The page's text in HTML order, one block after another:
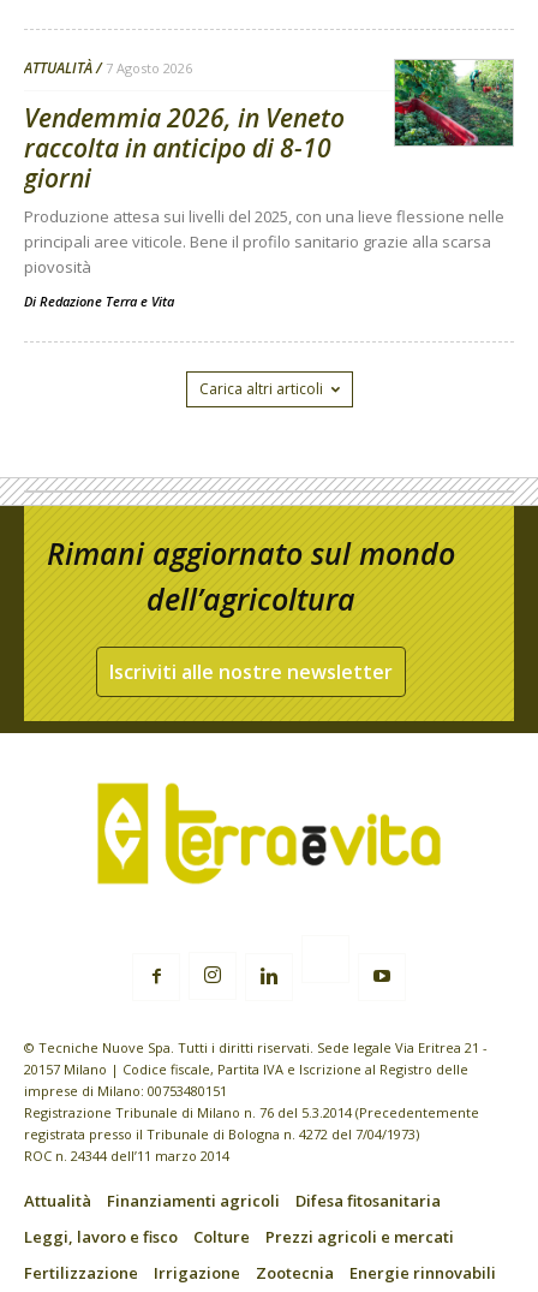
ATTUALITÀ 7 Agosto 2026
Vendemmia 2026, in Veneto
raccolta in anticipo di 8-10
giorni
Produzione attesa sui livelli del 2025, con una lieve flessione nelle
principali aree viticole. Bene il profilo sanitario grazie alla scarsa
piovosità
Di Redazione Terra e Vita
Carica altri articoli
Rimani aggiornato sul mondo
dell’agricoltura
Iscriviti alle nostre newsletter
© Tecniche Nuove Spa. Tutti i diritti riservati. Sede legale Via Eritrea 21 -
20157 Milano | Codice fiscale, Partita IVA e Iscrizione al Registro delle
imprese di Milano: 00753480151
Registrazione Tribunale di Milano n. 76 del 5.3.2014 (Precedentemente
registrata presso il Tribunale di Bologna n. 4272 del 7/04/1973)
ROC n. 24344 dell’11 marzo 2014
Attualità Finanziamenti agricoli
Difesa fitosanitaria
Leggi, lavoro e fisco
Colture
Prezzi agricoli e mercati
Fertilizzazione
Irrigazione Zootecnia
Energie rinnovabili